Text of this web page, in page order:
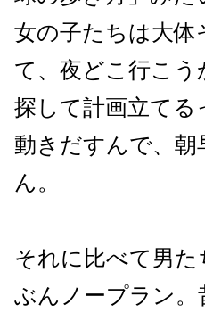
女の子たちは大
て、夜どこ行こ
探して計画立て
動きだすんで、
ん。
それに比べて男た
ぶんノープラン